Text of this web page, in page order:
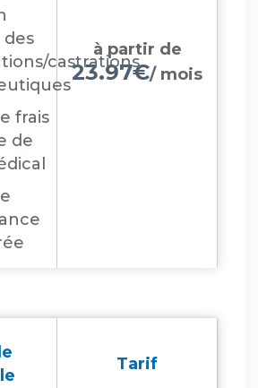
castrations
frais
de
à partir de
23.97€/ mois
Tarif